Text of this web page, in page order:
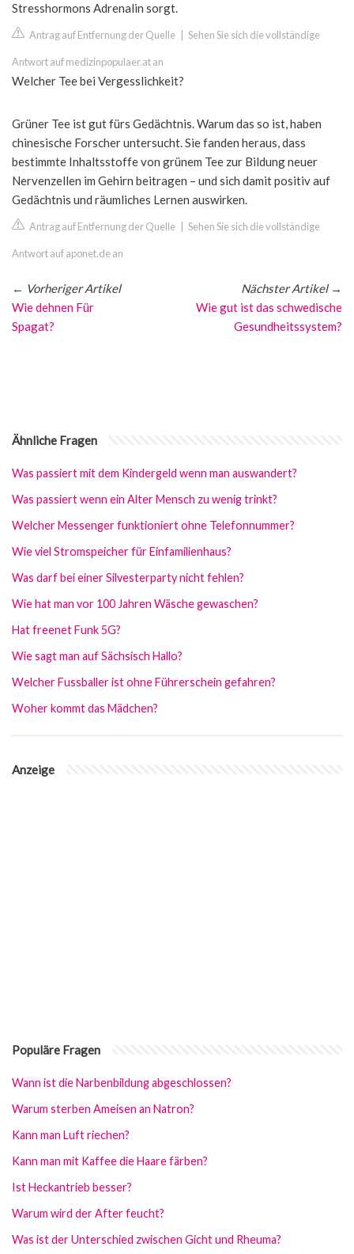
Stresshormons Adrenalin sorgt.
Antrag auf Entfernung der Quelle Sehen Sie sich die vollständige
Antwort auf medizinpopulaer.at an
Welcher Tee bei Vergesslichkeit?
Grüner Tee ist gut fürs Gedächtnis. Warum das so ist, haben
chinesische Forscher untersucht. Sie fanden heraus, dass
bestimmte Inhaltsstoffe von grünem Tee zur Bildung neuer
Nervenzellen im Gehirn beitragen – und sich damit positiv auf
Gedächtnis und räumliches Lernen auswirken.
Antrag auf Entfernung der Quelle Sehen Sie sich die vollständige
Antwort auf aponet.de an
← Vorheriger Artikel
Wie dehnen Für
Spagat?
Nächster Artikel→
Wie gut ist das schwedische
Gesundheitssystem?
Ähnliche Fragen
Was passiert mit dem Kindergeld wenn man auswandert?
Was passiert wenn ein Alter Mensch zu wenig trinkt?
Welcher Messenger funktioniert ohne Telefonnummer?
Wie viel Stromspeicher für Einfamilienhaus?
Was darf bei einer Silvesterparty nicht fehlen?
Wie hat man vor 100 Jahren Wäsche gewaschen?
Hat freenet Funk 5G?
Wie sagt man auf Sächsisch Hallo?
Welcher Fussballer ist ohne Führerschein gefahren?
Woher kommt das Mädchen?
Anzeige
Populäre Fragen
Wann ist die Narbenbildung abgeschlossen?
Warum sterben Ameisen an Natron?
Kann man Luft riechen?
Kann man mit Kaffee die Haare färben?
Ist Heckantrieb besser?
Warum wird der After feucht?
Was ist der Unterschied zwischen Gicht und Rheuma?